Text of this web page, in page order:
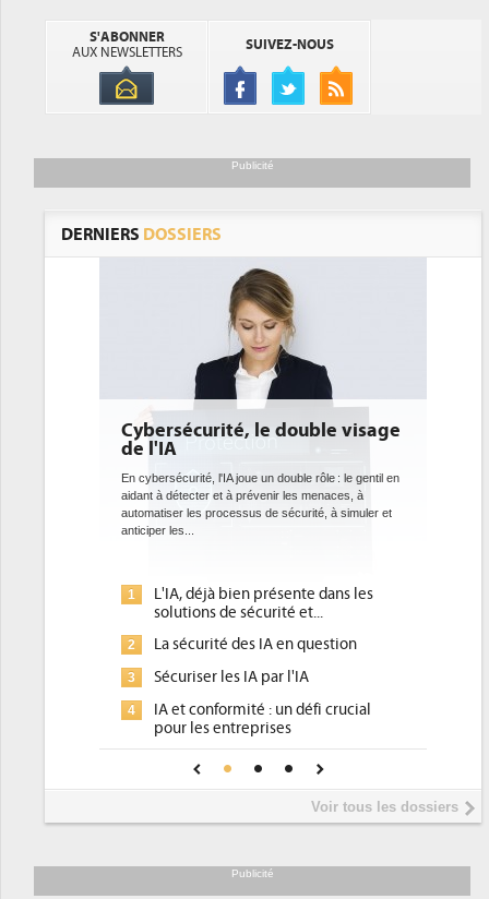
S'ABONNER
AUX NEWSLETTERS
SUIVEZ-NOUS
Publicité
DERNIERS DOSSIERS
le double visage
joue un double rôle : le gentil en
prévenir les menaces, à
de sécurité, à simuler et
présente dans les
des IA en question
: un défi crucial
DEE: l'efficacité énergétique
bientôt une obligation pour
datacenters
Des datacenters plus durables et plus efficaces,
ce que recherchent les pouvoirs publics
1
Qu'est-ce que la DEE (directive
d'efficacité énergétique) ?
2
DEE, une pression administrative
place pour répondre à...
Phocea DC dans les cordes pour
DEE
Interview de Fabrice Coquio,
président de Digital Realty...
soutient les...
Voir tous les dossiers
Publicité